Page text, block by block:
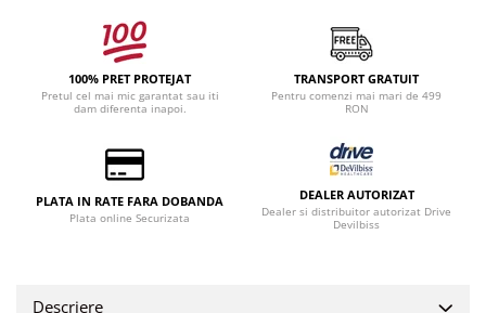
100% PRET PROTEJAT
Pretul cel mai mic garantat sau iti
dam diferenta inapoi.
TRANSPORT GRATUIT
Pentru comenzi mai mari de 499
RON
PLATA IN RATE FARA DOBANDA
Plata online Securizata
DEALER AUTORIZAT
Dealer si distribuitor autorizat Drive
Devilbiss
Descriere